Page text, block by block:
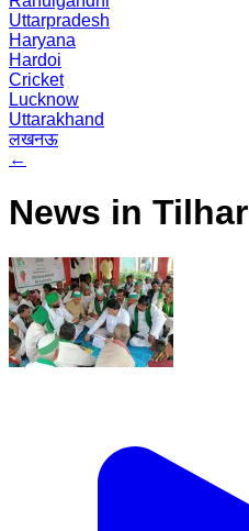
Uttarpradesh
Haryana
Hardoi
Cricket
Lucknow
Uttarakhand
लखनऊ
←
News in Tilhar